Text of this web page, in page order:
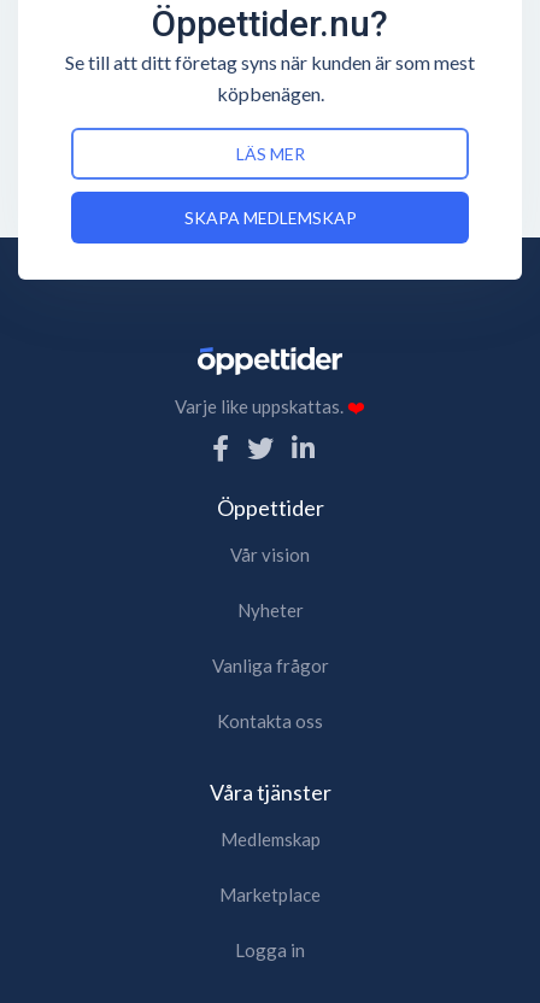
Öppettider.nu?
Se till att ditt företag syns när kunden är som mest
köpbenägen.
LÄS MER
SKAPA MEDLEMSKAP
Varje like uppskattas.❤️
Öppettider
Vår vision
Nyheter
Vanliga frågor
Kontakta oss
Våra tjänster
Medlemskap
Marketplace
Logga in